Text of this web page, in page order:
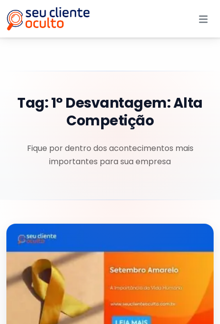
Tag:1° Desvantagem: Alta
Competição
Fique por dentro dos acontecimentos mais
importantes para sua empresa